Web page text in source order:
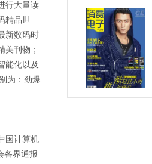
行大量读
精品世
新数码时
刊物；
能化以及
为：劲爆
国计算机
各界通报